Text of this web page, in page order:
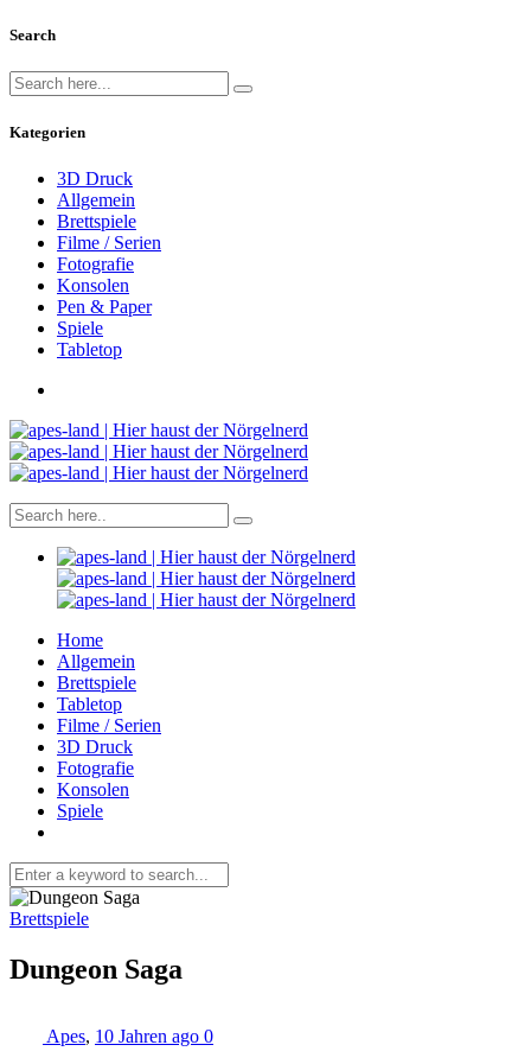
Search
Kategorien
3D Druck
Allgemein
Brettspiele
Filme / Serien
Fotografie
Konsolen
Pen & Paper
Spiele
Tabletop
Home
Allgemein
Brettspiele
Tabletop
Filme / Serien
3D Druck
Fotografie
Konsolen
Spiele
Brettspiele
Dungeon Saga
Apes, 10 Jahren ago 0